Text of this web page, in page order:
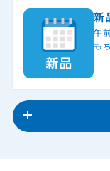
新
午
も